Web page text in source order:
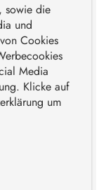
sowie die
und
Cookies
Media
Klicke auf
um